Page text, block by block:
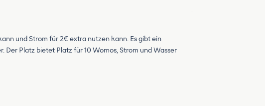
und Strom für 2€ extra nutzen kann. Es gibt ein
Platz bietet Platz für 10 Womos, Strom und Wasser